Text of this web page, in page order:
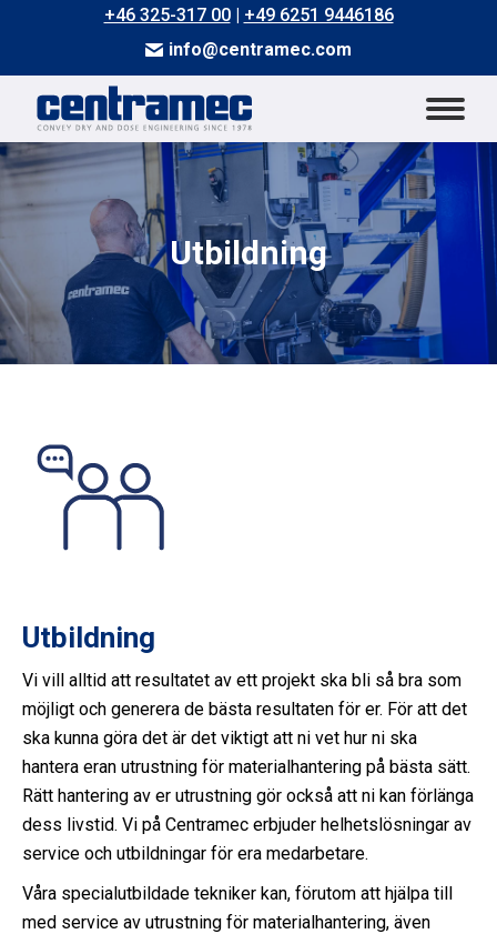
+46 325-317 00| +49 6251 9446186
info@centramec.com
Utbildning
Du är här:
Utbildning
Vi vill alltid att resultatet av ett projekt ska bli så bra som
möjligt och generera de bästa resultaten för er. För att det
ska kunna göra det är det viktigt att ni vet hur ni ska
hantera eran utrustning för materialhantering på bästa sätt.
Rätt hantering av er utrustning gör också att ni kan förlänga
dess livstid. Vi på Centramec erbjuder helhetslösningar av
service och utbildningar för era medarbetare.
Våra specialutbildade tekniker kan, förutom att hjälpa till
med service av utrustning för materialhantering, även